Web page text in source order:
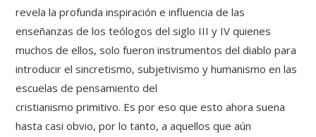
revela la profunda inspiración e influencia de las
enseñanzas de los teólogos del siglo III y IV quienes
muchos de ellos, solo fueron instrumentos del diablo para
introducir el sincretismo, subjetivismo y humanismo en las
escuelas de pensamiento del
cristianismo primitivo. Es por eso que esto ahora suena
hasta casi obvio, por lo tanto, a aquellos que aún